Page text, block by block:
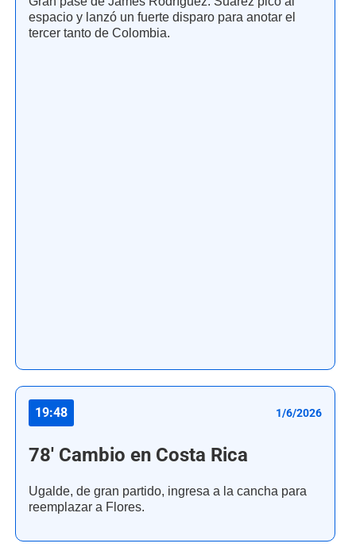
espacio y lanzó un fuerte disparo para anotar el
tercer tanto de Colombia.
19:48 1/6/2026
78' Cambio en Costa Rica
Ugalde, de gran partido, ingresa a la cancha para
reemplazar a Flores.